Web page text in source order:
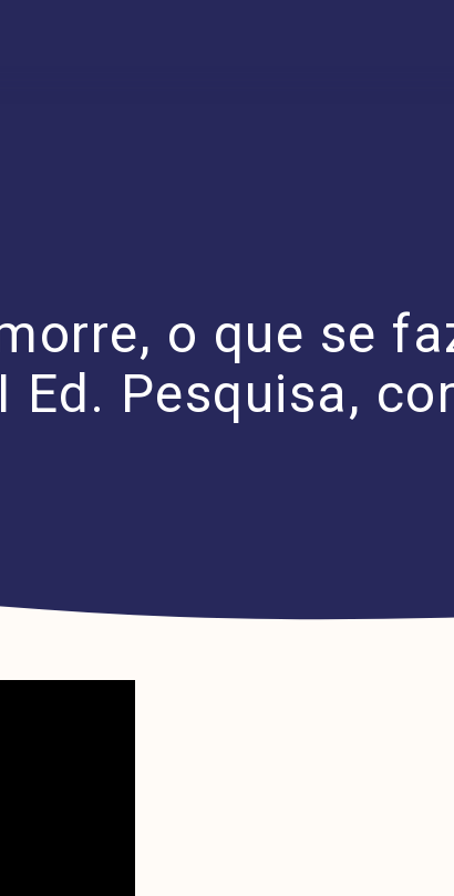
o que se
Pesquisa,